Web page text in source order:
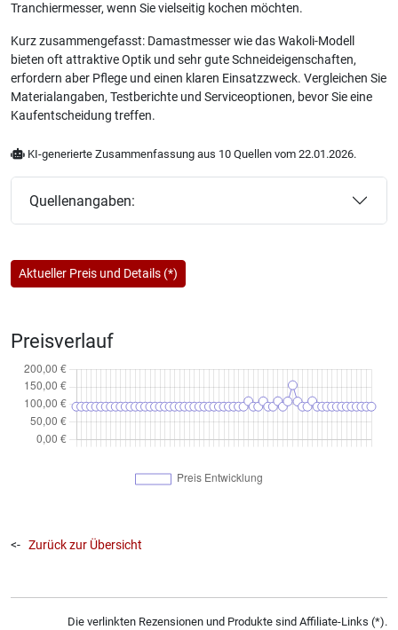
Tranchiermesser, wenn Sie vielseitig kochen möchten.
Kurz zusammengefasst: Damastmesser wie das Wakoli-Modell
bieten oft attraktive Optik und sehr gute Schneideigenschaften,
erfordern aber Pflege und einen klaren Einsatzzweck. Vergleichen Sie
Materialangaben, Testberichte und Serviceoptionen, bevor Sie eine
Kaufentscheidung treffen.
KI-generierte Zusammenfassung aus 10 Quellen vom 22.01.2026.
Quellenangaben:
Aktueller Preis und Details (*)
Preisverlauf
<- Zurück zur Übersicht
Die verlinkten Rezensionen und Produkte sind Affiliate-Links (*).